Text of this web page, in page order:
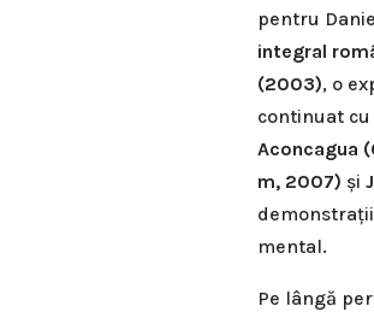
pentru
integral
(2003), o
continuat
Aconcagua
m, 2007) și
mental.
Pe lângă